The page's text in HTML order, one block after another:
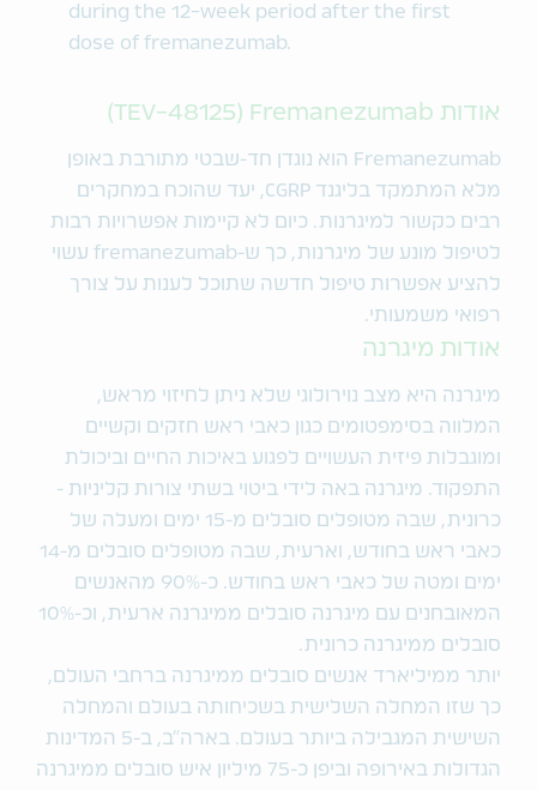
during the 12-week period after the first
dose of fremanezumab.
אודות​ TEV-48125) Fremanezumab)
Fremanezumab הוא נוגדן חד-שבטי מתורבת באופן
מלא המתמקד בליגנד CGRP, יעד שהוכח במחקרים
רבים כקשור למיגרנות. כיום לא קיימות אפשרויות רבות
לטיפול מונע של מיגרנות, כך ש-fremanezumab עשוי
להציע אפשרות טיפול חדשה שתוכל לענות על צורך
רפואי משמעותי.
אודות מיגרנה
מיגרנה היא מצב נוירולוגי שלא ניתן לחיזוי מראש,
המלווה בסימפטומים כגון כאבי ראש חזקים וקשיים
ומוגבלות פיזית העשויים לפגוע באיכות החיים וביכולת
התפקוד. מיגרנה באה לידי ביטוי בשתי צורות קליניות -
כרונית, שבה מטופלים סובלים מ-15 ימים ומעלה של
כאבי ראש בחודש, וארעית, שבה מטופלים סובלים מ-14
ימים ומטה של כאבי ראש בחודש. כ-90% מהאנשים
המאובחנים עם מיגרנה סובלים ממיגרנה ארעית, וכ-10%
סובלים ממיגרנה כרונית.
יותר ממיליארד אנשים סובלים ממיגרנה ברחבי העולם,
כך שזו המחלה השלישית בשכיחותה בעולם והמחלה
השישית המגבילה ביותר בעולם. בארה"ב, ב-5 המדינות
הגדולות באירופה וביפן כ-75 מיליון איש סובלים ממיגרנה